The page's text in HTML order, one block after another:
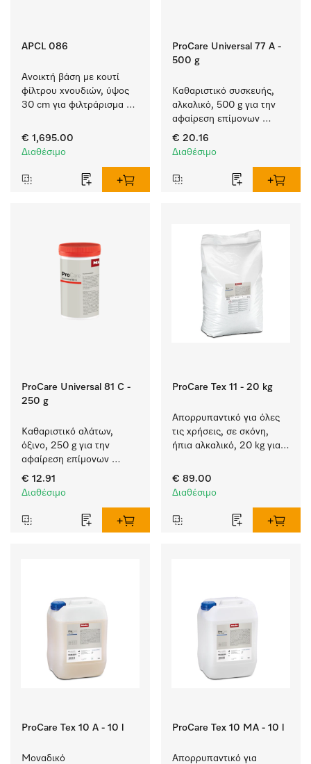
APCL 086
Ανοικτή βάση με κουτί
φίλτρου χνουδιών, ύψος
30 cm για φιλτράρισμα
σωματιδίων από τη
σαπουνάδα.
€ 1,695.00
Διαθέσιμο
ProCare Universal 77 A -
500 g
Καθαριστικό συσκευής,
αλκαλικό, 500 g για την
αφαίρεση επίμονων
επικαθίσεων αμύλου.
€ 20.16
Διαθέσιμο
ProCare Universal 81 C -
250 g
Καθαριστικό αλάτων,
όξινο, 250 g για την
αφαίρεση επίμονων
επικαθίσεων αλάτων.
€ 12.91
Διαθέσιμο
ProCare Tex 11 - 20 kg
Απορρυπαντικό για όλες
τις χρήσεις, σε σκόνη,
ήπια αλκαλικό, 20 kg για
χρωματιστών ειδών.
€ 89.00
Διαθέσιμο
ProCare Tex 10 A - 10 l
Μοναδικό
ProCare Tex 10 MA - 10 l
Απορρυπαντικό για